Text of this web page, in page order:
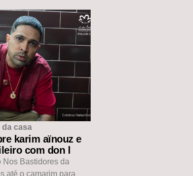
casa
karim aïnouz e
com don l
Nos Bastidores da
até o camarim para